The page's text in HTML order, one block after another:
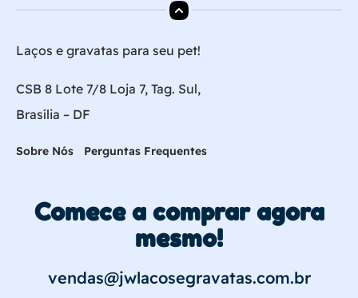
Laços e gravatas para seu pet!
CSB 8 Lote 7/8 Loja 7, Tag. Sul,
Brasília – DF
Sobre Nós Perguntas Frequentes
Comece a comprar agora
mesmo!
vendas@jwlacosegravatas.com.br